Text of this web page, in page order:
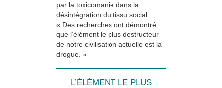
par la toxicomanie dans la
désintégration du tissu social :
« Des recherches ont démontré
que l’élément le plus destructeur
de notre civilisation actuelle est la
drogue. »
L’ÉLÉMENT LE PLUS